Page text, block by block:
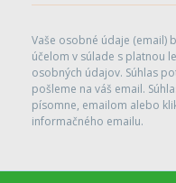
Vaše osobné údaje (email)
účelom v súlade s platnou
osobných údajov. Súhlas
pošleme na váš email.
písomne, emailom alebo
informačného emailu.